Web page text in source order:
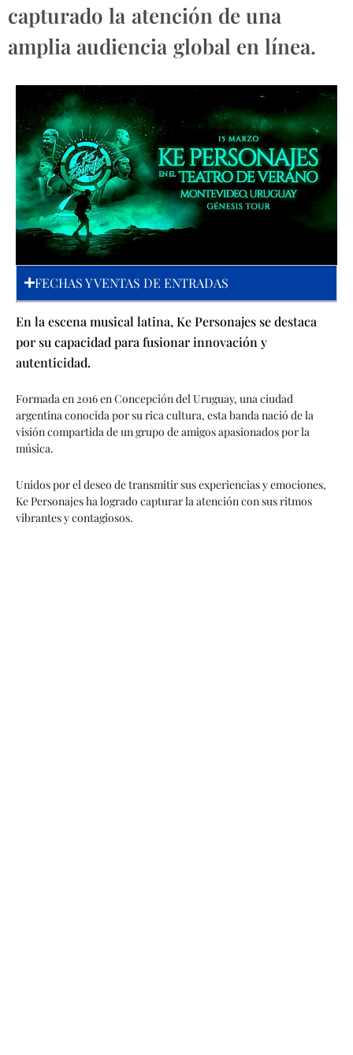
capturado la atención de una
amplia audiencia global en línea.
FECHAS Y VENTAS DE ENTRADAS
En la escena musical latina, Ke Personajes se destaca
por su capacidad para fusionar innovación y
autenticidad.
Formada en 2016 en Concepción del Uruguay, una ciudad
argentina conocida por su rica cultura, esta banda nació de la
visión compartida de un grupo de amigos apasionados por la
música.
Unidos por el deseo de transmitir sus experiencias y emociones,
Ke Personajes ha logrado capturar la atención con sus ritmos
vibrantes y contagiosos.